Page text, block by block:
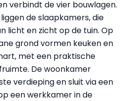
verbindt de vier bouwlagen.
de slaapkamers, die
licht en zicht op de tuin. Op
grond vormen keuken en
met een praktische
De woonkamer
verdieping en sluit via een
een werkkamer in de